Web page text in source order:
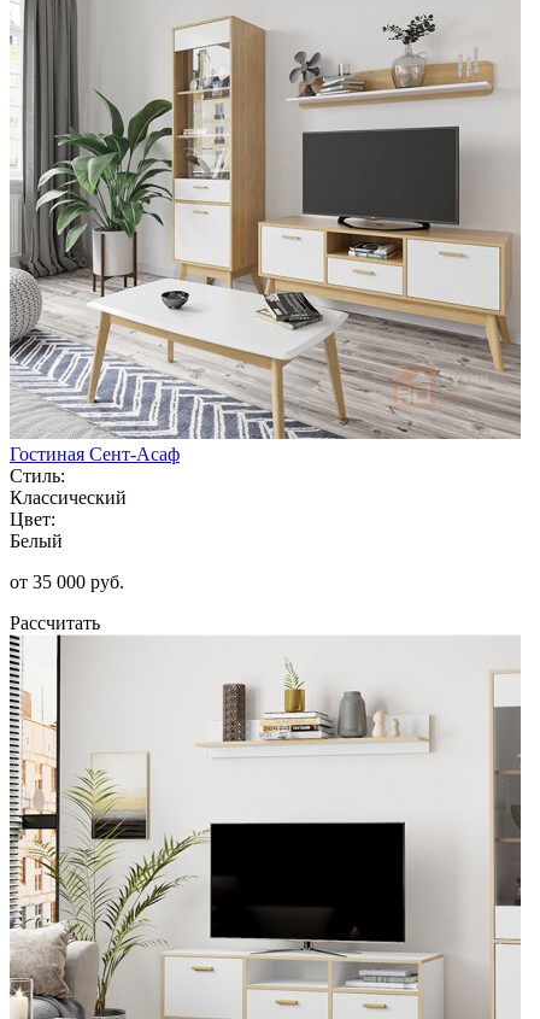
Гостиная Сент-Асаф
Стиль:
Классический
Цвет:
Белый
от 35 000 руб.
Рассчитать